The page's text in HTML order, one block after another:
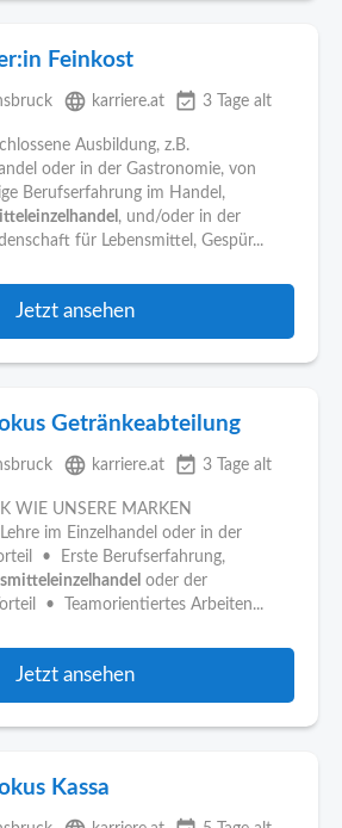
Feinkost
language karriere.at event_available 3 Tage alt
Ausbildung, z.B.
oder in der Gastronomie, von
Berufserfahrung im Handel,
, und/oder in der
für Lebensmittel, Gespür...
Jetzt ansehen
Getränkeabteilung
language karriere.at event_available 3 Tage alt
WIE UNSERE MARKEN
im Einzelhandel oder in der
• Erste Berufserfahrung,
oder der
• Teamorientiertes Arbeiten...
Jetzt ansehen
Kassa